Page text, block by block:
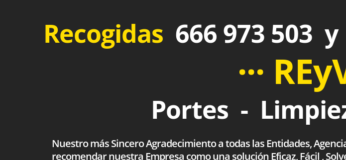
Recogidas 666 973 503
···
Portes -
Nuestro más Sincero Agradecimiento a todas las Entidades,
recomendar nuestra Empresa como una solución Eficaz, Fácil ,